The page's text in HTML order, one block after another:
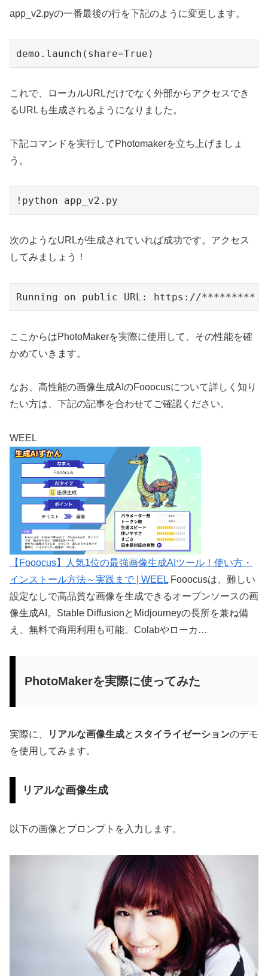
app_v2.pyの一番最後の行を下記のように変更します。
demo.launch(share=True)
これで、ローカルURLだけでなく外部からアクセスでき
るURLも生成されるようになりました。
下記コマンドを実行してPhotomakerを立ち上げましょ
う。
!python app_v2.py
次のようなURLが生成されていれば成功です。アクセス
してみましょう！
Running on public URL: https://
ここからはPhotoMakerを実際に使用して、その性能を確
かめていきます。
なお、高性能の画像生成AIのFooocusについて詳しく知り
たい方は、下記の記事を合わせてご確認ください。
WEEL
【Fooocus】人気1位の最強画像生成AIツール！使い方・
インストール方法～実践まで | WEEL Fooocusは、難しい
設定なしで高品質な画像を生成できるオープンソースの画
像生成AI。Stable DiffusionとMidjourneyの長所を兼ね備
え、無料で商用利用も可能。Colabやローカ…
PhotoMakerを実際に使ってみた
実際に、 リアルな画像生成と スタイライゼーションのデモ
を使用してみます。
リアルな画像生成
以下の画像とプロンプトを入力します。